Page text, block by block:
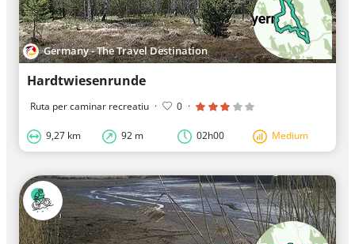
Germany - The Travel Destination
Hardtwiesenrunde
Ruta per caminar recreatiu · 0 ·
9,27 km 92 m 02h00 Medium